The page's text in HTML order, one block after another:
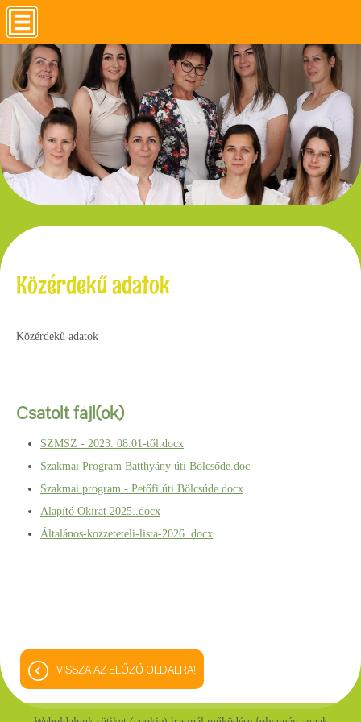
Közérdekű adatok
Közérdekű adatok
Csatolt fájl(ok)
SZMSZ - 2023. 08.01-től.docx
Szakmai Program Batthyány úti Bölcsőde.doc
Szakmai program - Petőfi úti Bölcsúde.docx
Alapító Okirat 2025..docx
Általános-kozzeteteli-lista-2026..docx
VISSZA AZ ELŐZŐ OLDALRA!